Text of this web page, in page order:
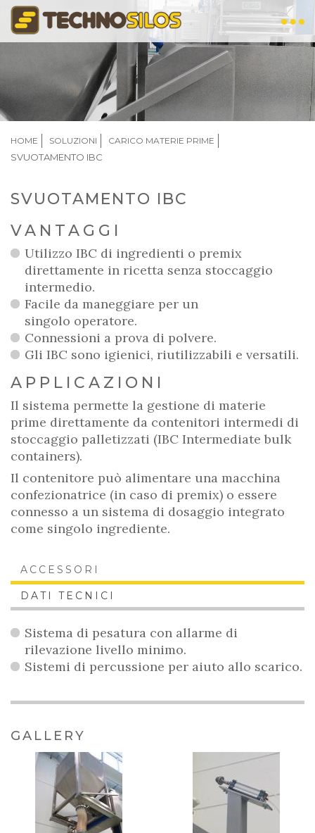
Salta
contenuto
BRICIOLE
DI
HOME SOLUZIONI CARICO MATERIE PRIME
SVUOTAMENTO IBC
SVUOTAMENTO IBC
VANTAGGI
Utilizzo IBC di ingredienti o premix
direttamente in ricetta senza stoccaggio
intermedio.
Facile da maneggiare per un
singolo operatore.
Connessioni a prova di polvere.
Gli IBC sono igienici, riutilizzabili e versatili.
APPLICAZIONI
Il sistema permette la gestione di materie
prime direttamente da contenitori intermedi di
stoccaggio palletizzati (IBC Intermediate bulk
containers).
Il contenitore può alimentare una macchina
confezionatrice (in caso di premix) o essere
connesso a un sistema di dosaggio integrato
come singolo ingrediente.
ACCESSORI
DATI TECNICI
Sistema di pesatura con allarme di
rilevazione livello minimo.
Sistemi di percussione per aiuto allo scarico.
GALLERY